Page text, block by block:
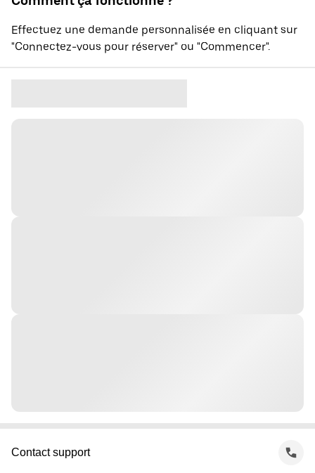
Effectuez une demande personnalisée en cliquant sur
"Connectez-vous pour réserver" ou "Commencer".
Contact support